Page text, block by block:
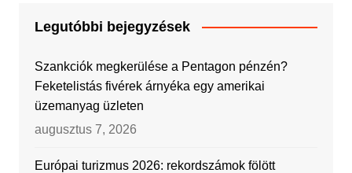
Legutóbbi bejegyzések
Szankciók megkerülése a Pentagon pénzén?
Feketelistás fivérek árnyéka egy amerikai
üzemanyag üzleten
augusztus 7, 2026
Európai turizmus 2026: rekordszámok fölött